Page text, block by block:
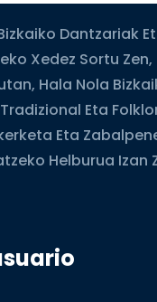
Dantzariak
Xedez Sortu Zen,
Hala Nola
Eta
Eta
Helburua Izan